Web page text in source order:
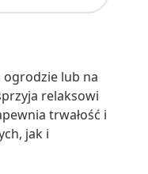
ogrodzie lub na
relaksowi
trwałość i
jak i